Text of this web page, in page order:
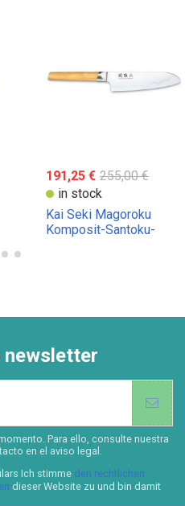
191,25 € 255,00 €
in stock
Kai Seki Magoroku
Komposit-Santoku-
newsletter
Para ello, consulte nuestra
en el aviso legal.
Ich stimme den rechtlichen
dieser Website zu und bin damit